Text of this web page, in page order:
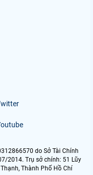
do Sở Tài Chính
2014. Trụ sở chính: 51 Lũy
Thành Phố Hồ Chí